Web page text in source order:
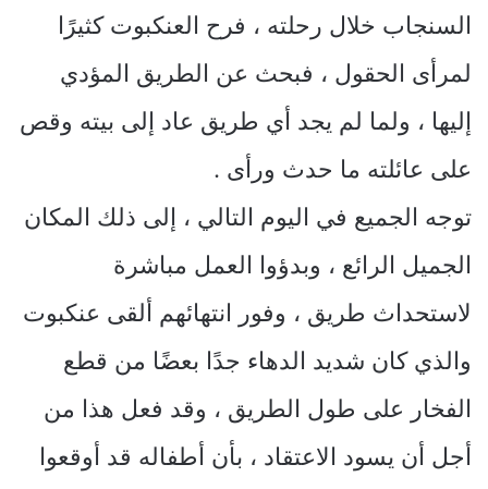
السنجاب خلال رحلته ، فرح العنكبوت كثيرًا
لمرأى الحقول ، فبحث عن الطريق المؤدي
إليها ، ولما لم يجد أي طريق عاد إلى بيته وقص
على عائلته ما حدث ورأى .
توجه الجميع في اليوم التالي ، إلى ذلك المكان
الجميل الرائع ، وبدؤوا العمل مباشرة
لاستحداث طريق ، وفور انتهائهم ألقى عنكبوت
والذي كان شديد الدهاء جدًا بعضًا من قطع
الفخار على طول الطريق ، وقد فعل هذا من
أجل أن يسود الاعتقاد ، بأن أطفاله قد أوقعوا